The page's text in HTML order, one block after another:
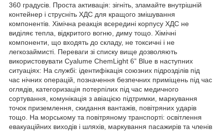
360 градусів. Проста активація: зігніть, зламайте внутрішній
контейнер і струсніть ХДС для кращого змішування
компонентів. Хімічна реакція всередині корпусу ХДС не
виділяє тепла, відкритого вогню, диму тощо. Хімічні
компоненти, що входять до складу, не токсичні і не
легкозаймисті. Переваги зі списку вище дозволяють
використовувати Cyalume ChemLight 6” Blue в наступних
ситуаціях: На службі: ідентифікація союзних підрозділів під
час нічних операцій, позначення безпечних приміщень під час
оглядів, категоризація потерпілих під час медичного
сортування, комунікація з авіацією підтримки, маркування
точок приземлення, скидання вантажів, повітряних ударів
тощо. На морському та повітряному транспорті: освітлення
евакуаційних виходів і шляхів, маркування пасажирів та членів